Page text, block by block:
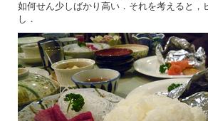
如何せん少しばかり高い．それを考えると
し．